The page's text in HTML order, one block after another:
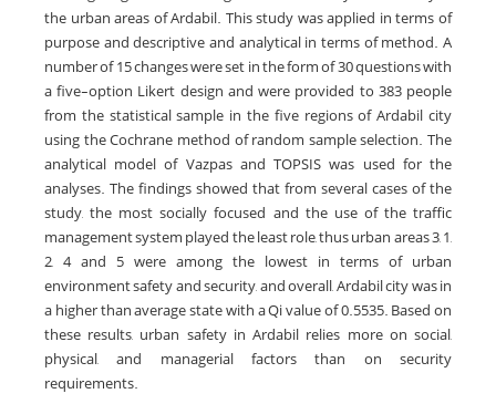
the urban areas of Ardabil. This study was applied in terms of
purpose and descriptive and analytical in terms of method. A
number of 15 changes were set in the form of 30 questions with
a five-option Likert design and were provided to 383 people
from the statistical sample in the five regions of Ardabil city
using the Cochrane method of random sample selection. The
analytical model of Vazpas and TOPSIS was used for the
analyses. The findings showed that from several cases of the
study, the most socially focused and the use of the traffic
management system played the least role, thus urban areas 3, 1,
2, 4 and 5 were among the lowest in terms of urban
environment safety and security, and overall, Ardabil city was in
a higher than average state with a Qi value of 0.5535. Based on
these results, urban safety in Ardabil relies more on social,
physical, and managerial factors than on security
requirements.